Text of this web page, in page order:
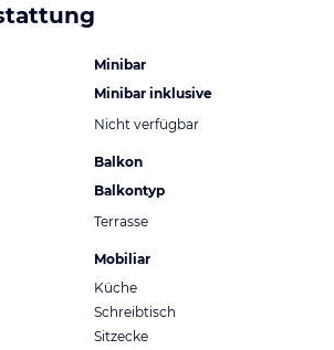
Minibar
Minibar inklusive
Nicht verfügbar
Balkon
Balkontyp
Terrasse
Mobiliar
Küche
Schreibtisch
Sitzecke